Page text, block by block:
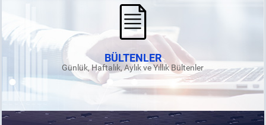
BÜLTENLER
Günlük, Haftalık, Aylık ve Yıllık Bültenler